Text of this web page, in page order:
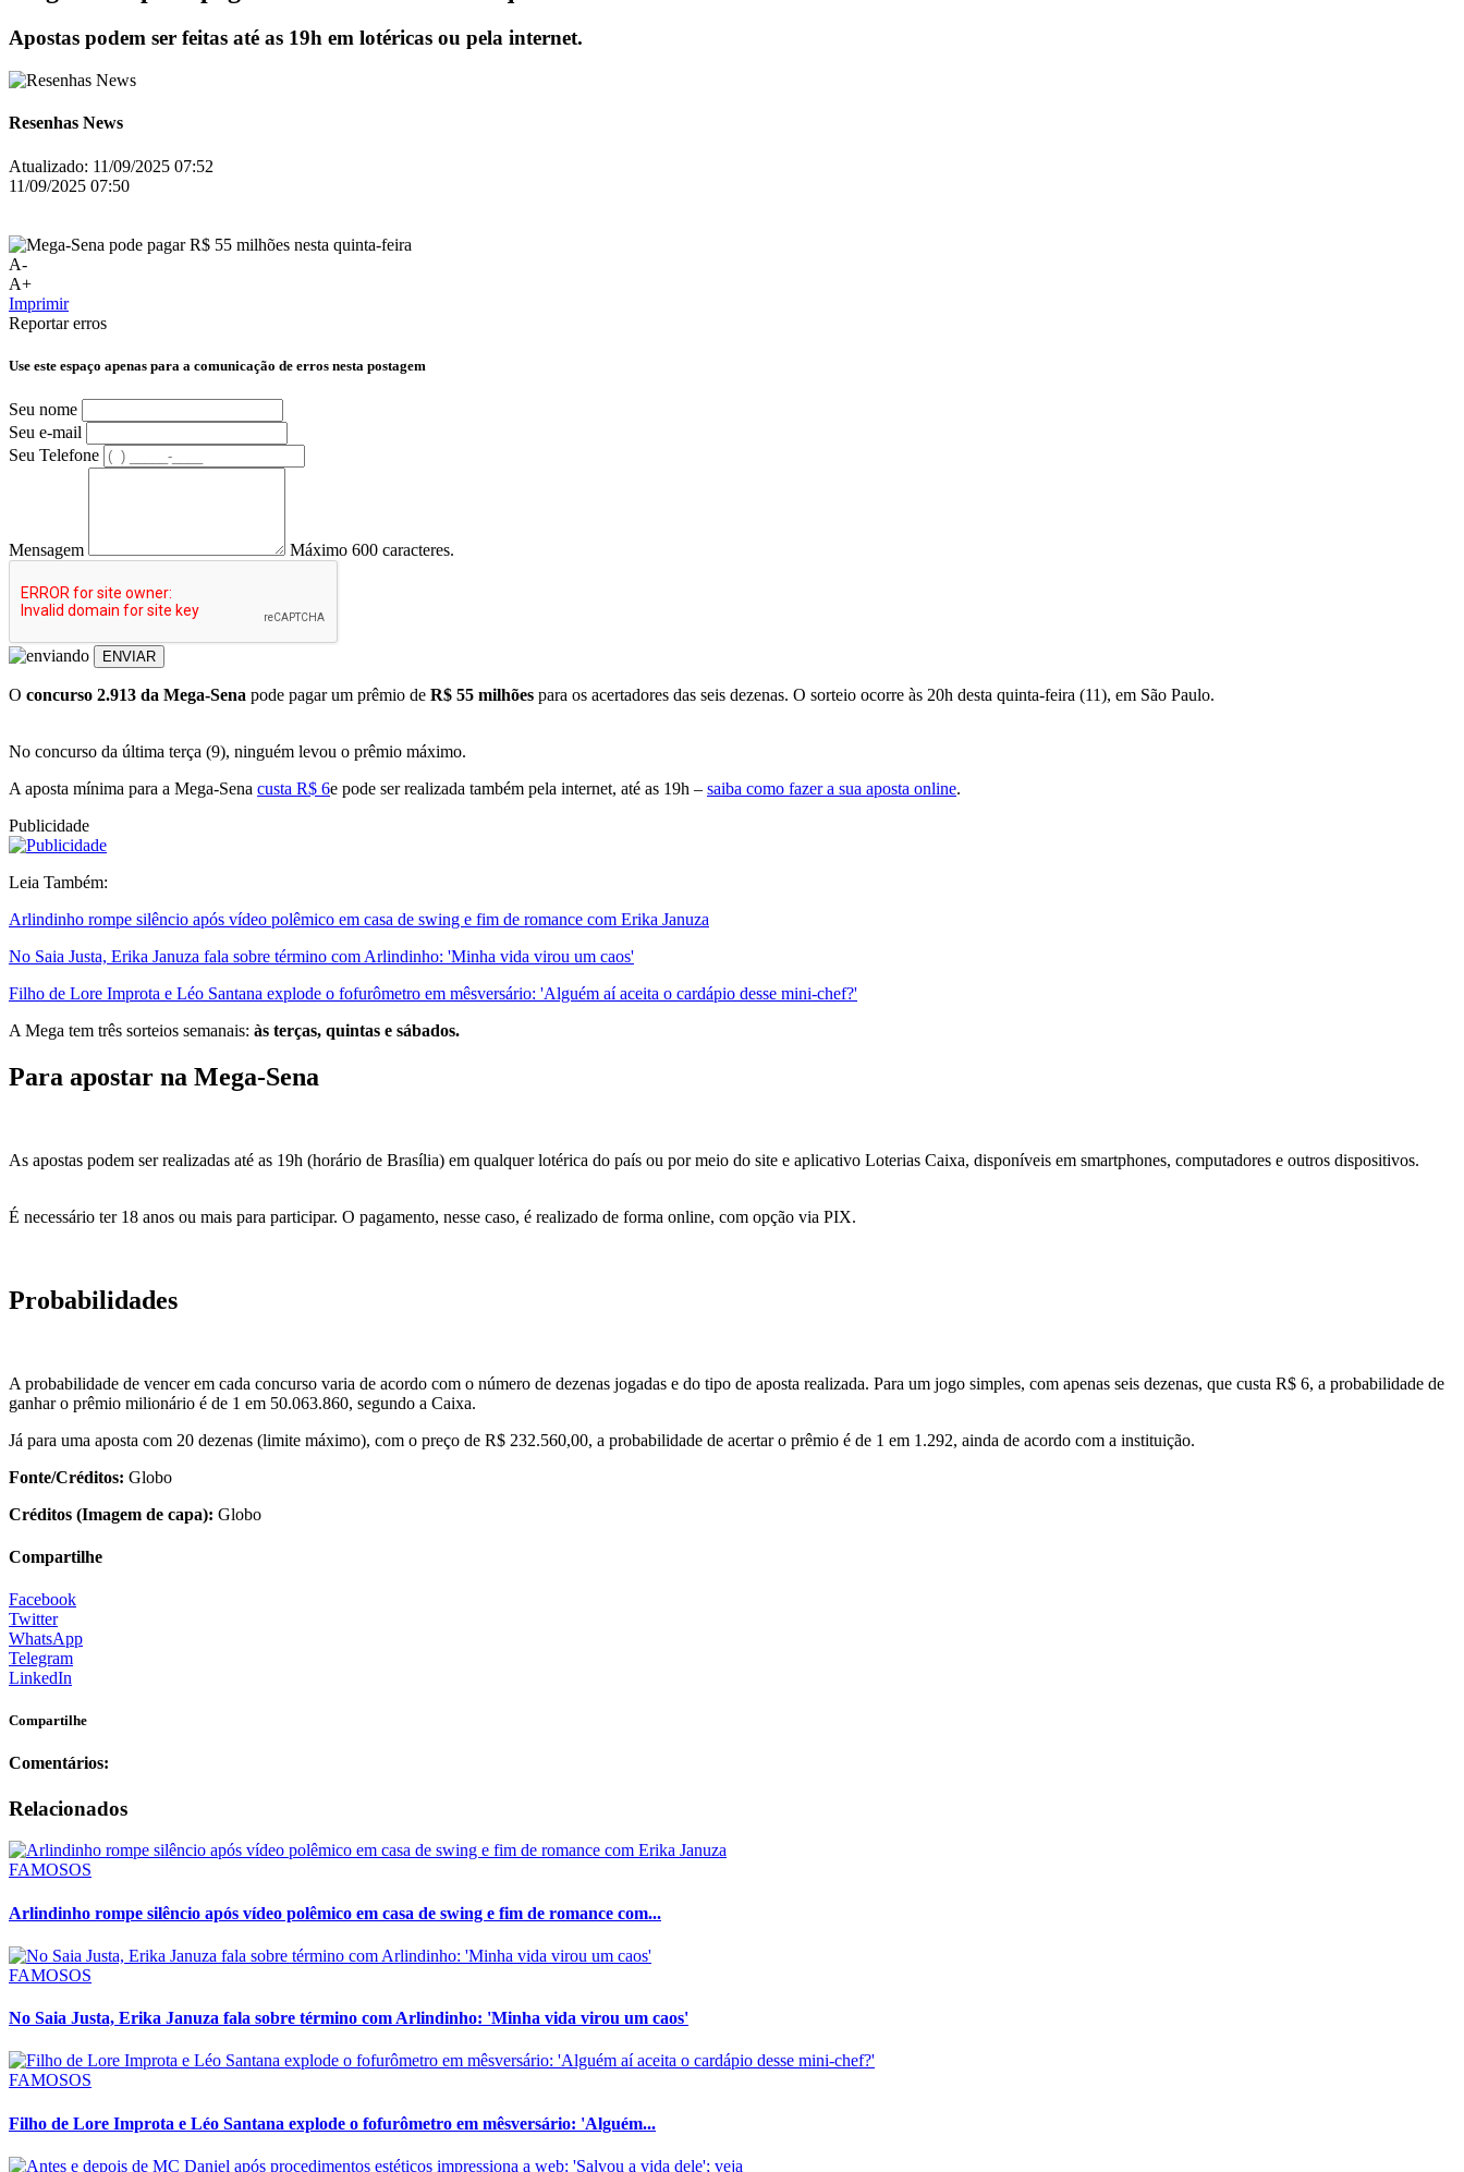
Apostas podem ser feitas até as 19h em lotéricas ou pela internet.
Resenhas News
Atualizado: 11/09/2025 07:52
11/09/2025 07:50
A-
A+
Imprimir
Reportar erros
Use este espaço apenas para a comunicação de erros nesta postagem
Seu nome
Seu e-mail
Seu Telefone
Mensagem Máximo 600 caracteres.
ENVIAR
O concurso 2.913 da Mega-Sena pode pagar um prêmio de R$ 55 milhões para os acertadores das seis dezenas. O sorteio ocorre às 20h desta quinta-feira (11), em São Paulo.
No concurso da última terça (9), ninguém levou o prêmio máximo.
A aposta mínima para a Mega-Sena custa R$ 6e pode ser realizada também pela internet, até as 19h – saiba como fazer a sua aposta online.
Publicidade
Leia Também:
Arlindinho rompe silêncio após vídeo polêmico em casa de swing e fim de romance com Erika Januza
No Saia Justa, Erika Januza fala sobre término com Arlindinho: 'Minha vida virou um caos'
Filho de Lore Improta e Léo Santana explode o fofurômetro em mêsversário: 'Alguém aí aceita o cardápio desse mini-chef?'
A Mega tem três sorteios semanais: às terças, quintas e sábados.
Para apostar na Mega-Sena
As apostas podem ser realizadas até as 19h (horário de Brasília) em qualquer lotérica do país ou por meio do site e aplicativo Loterias Caixa, disponíveis em smartphones, computadores e outros dispositivos.
É necessário ter 18 anos ou mais para participar. O pagamento, nesse caso, é realizado de forma online, com opção via PIX.
Probabilidades
A probabilidade de vencer em cada concurso varia de acordo com o número de dezenas jogadas e do tipo de aposta realizada. Para um jogo simples, com apenas seis dezenas, que custa R$ 6, a probabilidade de
ganhar o prêmio milionário é de 1 em 50.063.860, segundo a Caixa.
Já para uma aposta com 20 dezenas (limite máximo), com o preço de R$ 232.560,00, a probabilidade de acertar o prêmio é de 1 em 1.292, ainda de acordo com a instituição.
Fonte/Créditos: Globo
Créditos (Imagem de capa): Globo
Compartilhe
Facebook
Twitter
WhatsApp
Telegram
LinkedIn
Compartilhe
Comentários:
Relacionados
FAMOSOS
Arlindinho rompe silêncio após vídeo polêmico em casa de swing e fim de romance com...
FAMOSOS
No Saia Justa, Erika Januza fala sobre término com Arlindinho: 'Minha vida virou um caos'
FAMOSOS
Filho de Lore Improta e Léo Santana explode o fofurômetro em mêsversário: 'Alguém...